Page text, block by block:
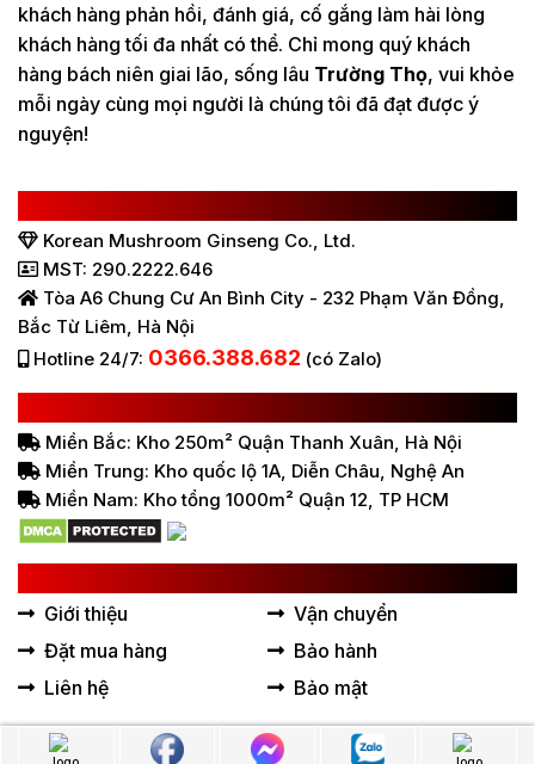
khách hàng phản hồi, đánh giá, cố gắng làm hài lòng
khách hàng tối đa nhất có thể. Chỉ mong quý khách
hàng bách niên giai lão, sống lâu Trường Thọ, vui khỏe
mỗi ngày cùng mọi người là chúng tôi đã đạt được ý
nguyện!
Korean Mushroom Ginseng Co., Ltd.
MST: 290.2222.646
Tòa A6 Chung Cư An Bình City - 232 Phạm Văn Đồng,
Bắc Từ Liêm, Hà Nội
Hotline 24/7: 0366.388.682 (có Zalo)
Miền Bắc: Kho 250m² Quận Thanh Xuân, Hà Nội
Miền Trung: Kho quốc lộ 1A, Diễn Châu, Nghệ An
Miền Nam: Kho tổng 1000m² Quận 12, TP HCM
Giới thiệu
Đặt mua hàng
Liên hệ
Vận chuyển
Bảo hành
Bảo mật